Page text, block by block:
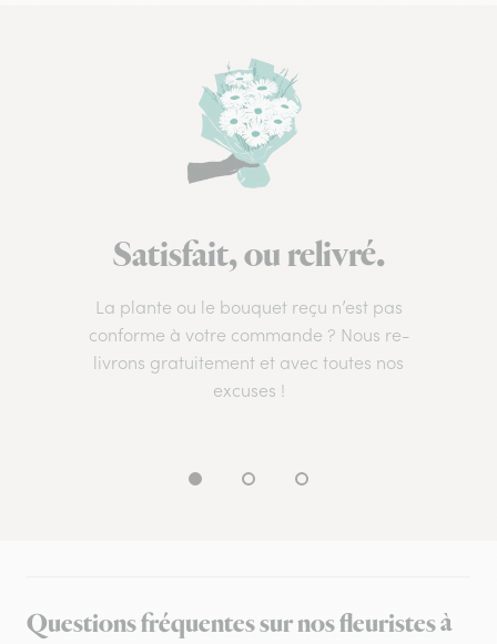
Satisfait, ou relivré.
La plante ou le bouquet reçu n’est pas
conforme à votre commande ? Nous re-
livrons gratuitement et avec toutes nos
excuses !
Questions fréquentes sur nos fleuristes à